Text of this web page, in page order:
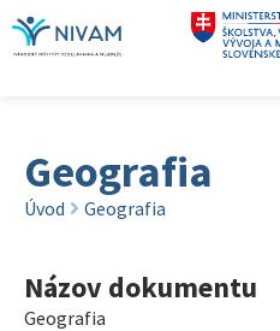
Geografia
Úvod Geografia
Názov dokumentu
Geografia